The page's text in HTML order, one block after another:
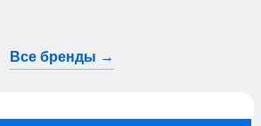
Все бренды →